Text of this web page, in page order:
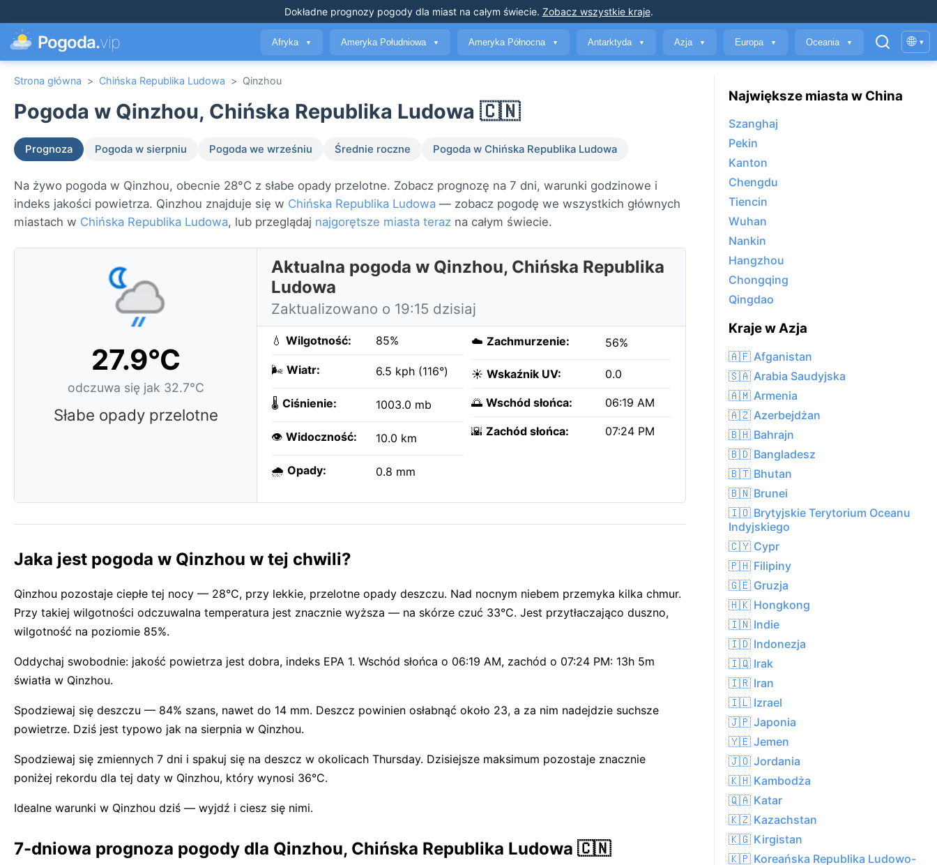
Dokładne prognozy pogodydla miast na całym świecie. Zobacz wszystkie kraje.
Pogoda.vip Afryka ▼ Ameryka Południowa ▼ Ameryka Północna ▼ Antarktyda ▼ Azja ▼ Europa ▼ Oceania ▼ 🌐 ▾
Strona główna > Chińska Republika Ludowa > Qinzhou
Pogoda w Qinzhou, Chińska Republika Ludowa 🇨🇳
Prognoza Pogoda w sierpniu Pogoda we wrześniu Średnie roczne Pogoda w Chińska Republika Ludowa
Na żywo pogoda w Qinzhou, obecnie 28°C z słabe opady przelotne. Zobacz prognozę na 7 dni, warunki godzinowe i
indeks jakości powietrza. Qinzhou znajduje się w Chińska Republika Ludowa — zobacz pogodę we wszystkich głównych
miastach w Chińska Republika Ludowa, lub przeglądaj najgorętsze miasta teraz na całym świecie.
27.9°C
odczuwa się jak 32.7°C
Słabe opady przelotne
Aktualna pogoda w Qinzhou, Chińska Republika
Ludowa
Zaktualizowano o 19:15 dzisiaj
💧 Wilgotność: 85%
🌬️ Wiatr: 6.5 kph (116°)
🌡️ Ciśnienie: 1003.0 mb
👁️ Widoczność: 10.0 km
🌧️ Opady: 0.8 mm
☁️ Zachmurzenie: 56%
☀️ Wskaźnik UV: 0.0
🌅 Wschód słońca: 06:19 AM
🌇 Zachód słońca: 07:24 PM
Jaka jest pogoda w Qinzhou w tej chwili?
Qinzhou pozostaje ciepłe tej nocy — 28°C, przy lekkie, przelotne opady deszczu. Nad nocnym niebem przemyka kilka chmur.
Przy takiej wilgotności odczuwalna temperatura jest znacznie wyższa — na skórze czuć 33°C. Jest przytłaczająco duszno,
wilgotność na poziomie 85%.
Oddychaj swobodnie: jakość powietrza jest dobra, indeks EPA 1. Wschód słońca o 06:19 AM, zachód o 07:24 PM: 13h 5m
światła w Qinzhou.
Spodziewaj się deszczu — 84% szans, nawet do 14 mm. Deszcz powinien osłabnąć około 23, a za nim nadejdzie suchsze
powietrze. Dziś jest typowo jak na sierpnia w Qinzhou.
Spodziewaj się zmiennych 7 dni i spakuj się na deszcz w okolicach Thursday. Dzisiejsze maksimum pozostaje znacznie
poniżej rekordu dla tej daty w Qinzhou, który wynosi 36°C.
Idealne warunki w Qinzhou dziś — wyjdź i ciesz się nimi.
7-dniowa prognoza pogody dla Qinzhou, Chińska Republika Ludowa 🇨🇳
Największe miasta w China
Szanghaj
Pekin
Kanton
Chengdu
Tiencin
Wuhan
Nankin
Hangzhou
Chongqing
Qingdao
Kraje w Azja
🇦🇫 Afganistan
🇸🇦 Arabia Saudyjska
🇦🇲 Armenia
🇦🇿 Azerbejdżan
🇧🇭 Bahrajn
🇧🇩 Bangladesz
🇧🇹 Bhutan
🇧🇳 Brunei
🇮🇴 Brytyjskie Terytorium Oceanu
Indyjskiego
🇨🇾 Cypr
🇵🇭 Filipiny
🇬🇪 Gruzja
🇭🇰 Hongkong
🇮🇳 Indie
🇮🇩 Indonezja
🇮🇶 Irak
🇮🇷 Iran
🇮🇱 Izrael
🇯🇵 Japonia
🇾🇪 Jemen
🇯🇴 Jordania
🇰🇭 Kambodża
🇶🇦 Katar
🇰🇿 Kazachstan
🇰🇬 Kirgistan
🇰🇵 Koreańska Republika Ludowo-